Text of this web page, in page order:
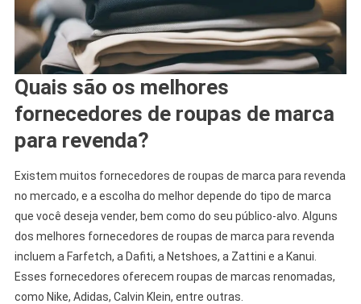
Quais são os melhores
fornecedores de roupas de marca
para revenda?
Existem muitos fornecedores de roupas de marca para revenda
no mercado, e a escolha do melhor depende do tipo de marca
que você deseja vender, bem como do seu público-alvo. Alguns
dos melhores fornecedores de roupas de marca para revenda
incluem a Farfetch, a Dafiti, a Netshoes, a Zattini e a Kanui.
Esses fornecedores oferecem roupas de marcas renomadas,
como Nike, Adidas, Calvin Klein, entre outras.